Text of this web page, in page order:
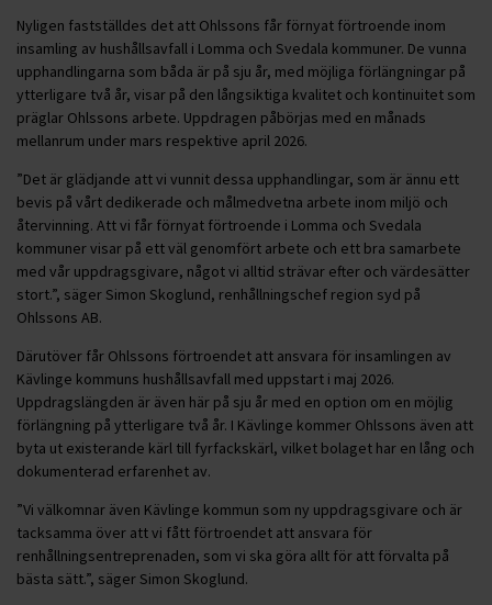
Nyligen fastställdes det att Ohlssons får förnyat förtroende inom
insamling av hushållsavfall i Lomma och Svedala kommuner. De vunna
upphandlingarna som båda är på sju år, med möjliga förlängningar på
ytterligare två år, visar på den långsiktiga kvalitet och kontinuitet som
präglar Ohlssons arbete. Uppdragen påbörjas med en månads
mellanrum under mars respektive april 2026.
”Det är glädjande att vi vunnit dessa upphandlingar, som är ännu ett
bevis på vårt dedikerade och målmedvetna arbete inom miljö och
återvinning. Att vi får förnyat förtroende i Lomma och Svedala
kommuner visar på ett väl genomfört arbete och ett bra samarbete
med vår uppdragsgivare, något vi alltid strävar efter och värdesätter
stort.”, säger Simon Skoglund, renhållningschef region syd på
Ohlssons AB.
Därutöver får Ohlssons förtroendet att ansvara för insamlingen av
Kävlinge kommuns hushållsavfall med uppstart i maj 2026.
Uppdragslängden är även här på sju år med en option om en möjlig
förlängning på ytterligare två år. I Kävlinge kommer Ohlssons även att
byta ut existerande kärl till fyrfackskärl, vilket bolaget har en lång och
dokumenterad erfarenhet av.
”Vi välkomnar även Kävlinge kommun som ny uppdragsgivare och är
tacksamma över att vi fått förtroendet att ansvara för
renhållningsentreprenaden, som vi ska göra allt för att förvalta på
bästa sätt.”, säger Simon Skoglund.